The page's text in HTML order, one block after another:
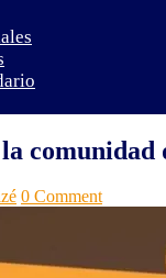
comunidad
0 Comment